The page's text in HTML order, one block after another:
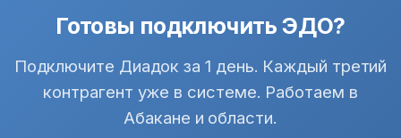
Готовы подключить ЭДО?
Подключите Диадок за 1 день. Каждый третий
контрагент уже в системе. Работаем в
Абакане и области.